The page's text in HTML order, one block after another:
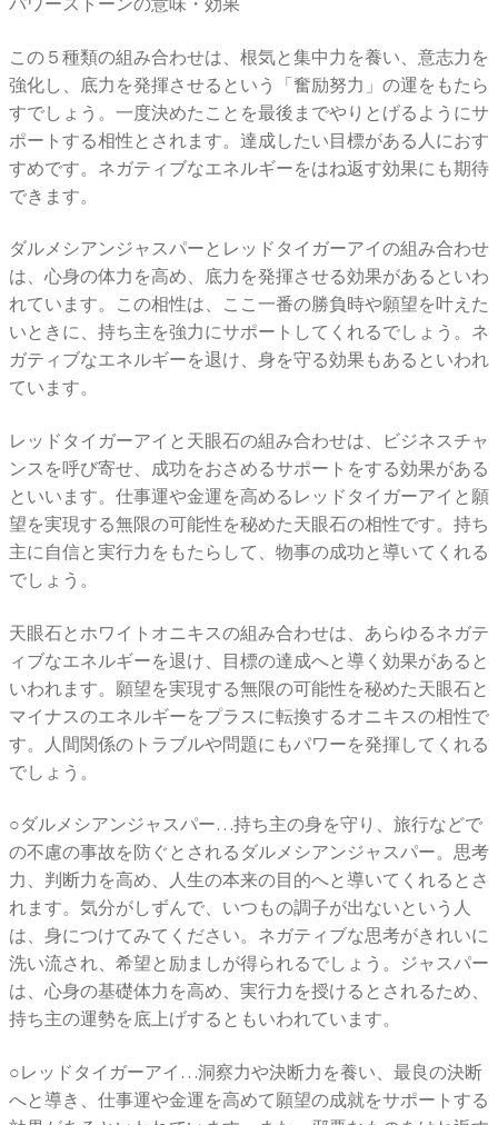
この５種類の組み合わせは、根気と集中力を養い、意志力を
強化し、底力を発揮させるという「奮励努力」の運をもたら
すでしょう。一度決めたことを最後までやりとげるようにサ
ポートする相性とされます。達成したい目標がある人におす
すめです。ネガティブなエネルギーをはね返す効果にも期待
できます。
ダルメシアンジャスパーとレッドタイガーアイの組み合わせ
は、心身の体力を高め、底力を発揮させる効果があるといわ
れています。この相性は、ここ一番の勝負時や願望を叶えた
いときに、持ち主を強力にサポートしてくれるでしょう。ネ
ガティブなエネルギーを退け、身を守る効果もあるといわれ
ています。
レッドタイガーアイと天眼石の組み合わせは、ビジネスチャ
ンスを呼び寄せ、成功をおさめるサポートをする効果がある
といいます。仕事運や金運を高めるレッドタイガーアイと願
望を実現する無限の可能性を秘めた天眼石の相性です。持ち
主に自信と実行力をもたらして、物事の成功と導いてくれる
でしょう。
天眼石とホワイトオニキスの組み合わせは、あらゆるネガテ
ィブなエネルギーを退け、目標の達成へと導く効果があると
いわれます。願望を実現する無限の可能性を秘めた天眼石と
マイナスのエネルギーをプラスに転換するオニキスの相性で
す。人間関係のトラブルや問題にもパワーを発揮してくれる
でしょう。
○ダルメシアンジャスパー…持ち主の身を守り、旅行などで
の不慮の事故を防ぐとされるダルメシアンジャスパー。思考
力、判断力を高め、人生の本来の目的へと導いてくれるとさ
れます。気分がしずんで、いつもの調子が出ないという人
は、身につけてみてください。ネガティブな思考がきれいに
洗い流され、希望と励ましが得られるでしょう。ジャスパー
は、心身の基礎体力を高め、実行力を授けるとされるため、
持ち主の運勢を底上げするともいわれています。
○レッドタイガーアイ…洞察力や決断力を養い、最良の決断
へと導き、仕事運や金運を高めて願望の成就をサポートする